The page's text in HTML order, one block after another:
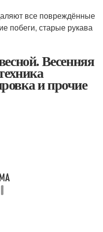
все повреждённые
побеги, старые рукава
Весенняя
и прочие